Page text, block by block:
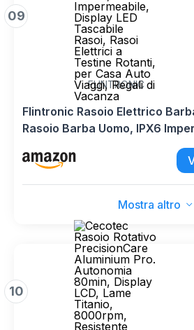
09
FLINTRONIC
Flintronic Rasoio Elettrico
Rasoio Barba Uomo, IPX6
LED Tascabile Rasoi, Rasoi
Rotanti, per Casa Auto Viaggi,
Mostra altro
10